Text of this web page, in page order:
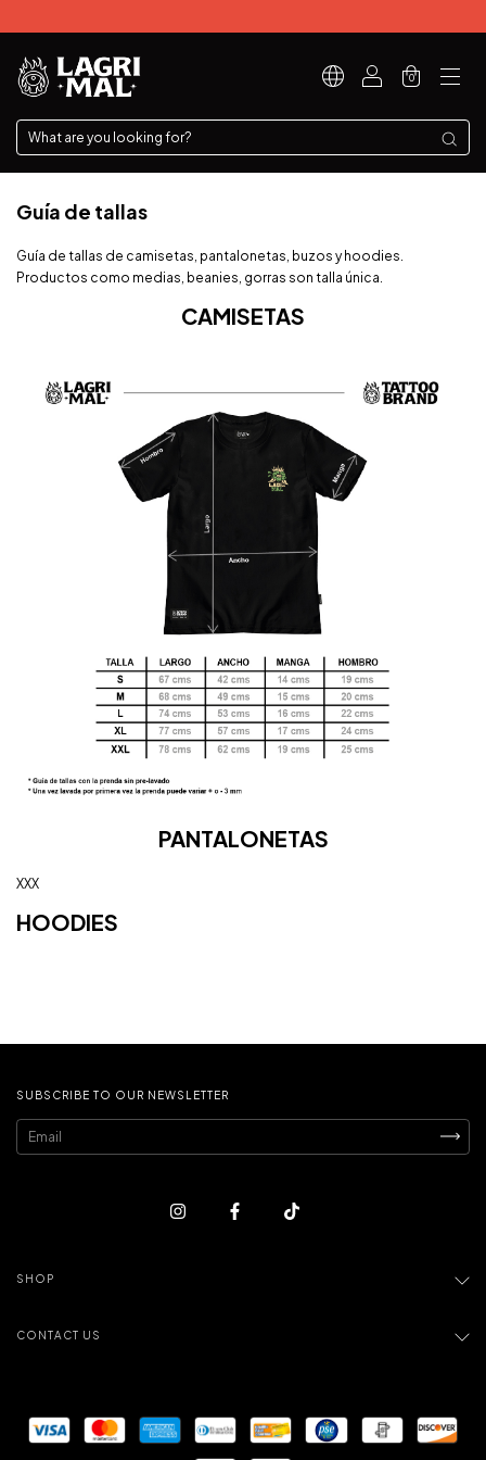
0
Guía de tallas
Guía de tallas de camisetas, pantalonetas, buzos y hoodies.
Productos como medias, beanies, gorras son talla única.
CAMISETAS
PANTALONETAS
XXX
HOODIES
SUBSCRIBE TO OUR NEWSLETTER
SHOP
CONTACT US